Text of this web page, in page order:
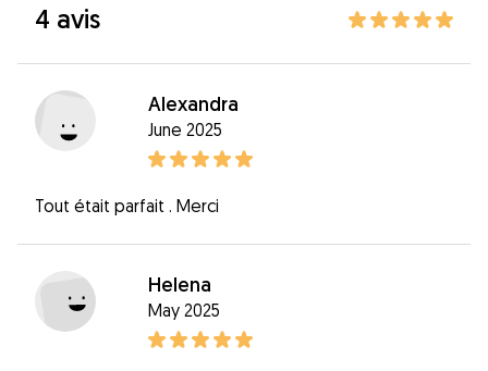
4 avis
Alexandra
June 2025
Tout était parfait . Merci
Helena
May 2025